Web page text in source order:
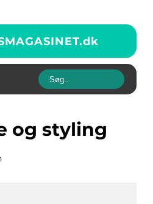
dk
og styling